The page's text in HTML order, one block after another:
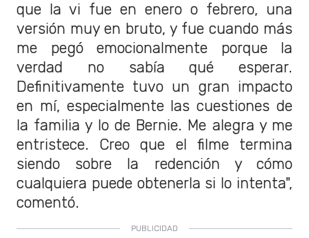
que la vi fue en enero o febrero, una
versión muy en bruto, y fue cuando más
me pegó emocionalmente porque la
verdad no sabía qué esperar.
Definitivamente tuvo un gran impacto
en mí, especialmente las cuestiones de
la familia y lo de Bernie. Me alegra y me
entristece. Creo que el filme termina
siendo sobre la redención y cómo
cualquiera puede obtenerla si lo intenta",
comentó.